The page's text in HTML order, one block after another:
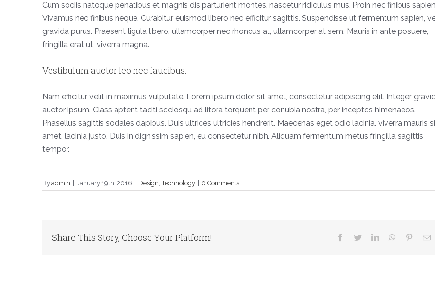
Cum sociis natoque penatibus et magnis dis parturient montes, nascetur ridiculus mus. Proin nec finibus
Vivamus nec finibus neque. Curabitur euismod libero nec efficitur sagittis. Suspendisse ut fermentum sapien,
gravida purus. Praesent ligula libero, ullamcorper nec rhoncus at, ullamcorper at sem. Mauris in ante posuere,
fringilla erat ut, viverra magna.
Vestibulum auctor leo nec faucibus.
Nam efficitur velit in maximus vulputate. Lorem ipsum dolor sit amet, consectetur adipiscing elit. Integer
auctor ipsum. Class aptent taciti sociosqu ad litora torquent per conubia nostra, per inceptos himenaeos.
Phasellus sagittis sodales dapibus. Duis ultrices ultricies hendrerit. Maecenas eget odio lacinia, viverra mauris
amet, lacinia justo. Duis in dignissim sapien, eu consectetur nibh. Aliquam fermentum metus fringilla sagittis
tempor.
By admin January 19th, 2016 Design,Technology 0 Comments
Share This Story, Choose Your Platform! facebooktwitterlinkedinwhatsapppinterest